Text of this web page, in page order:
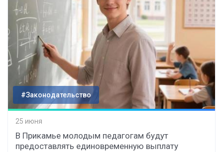
#Законодательство
25 июня
В Прикамье молодым педагогам будут
предоставлять единовременную выплату